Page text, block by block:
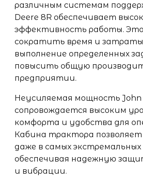
различным системам
Deere 8R обеспечивает
эффективность работы.
сократить время и
выполнение определенных
повысить общую
предприятии.
Неусиляемая мощность John
сопровождается высоким
комфорта и удобства для
Кабина трактора
даже в самых экстремальных
обеспечивая надежную
и вибрации.